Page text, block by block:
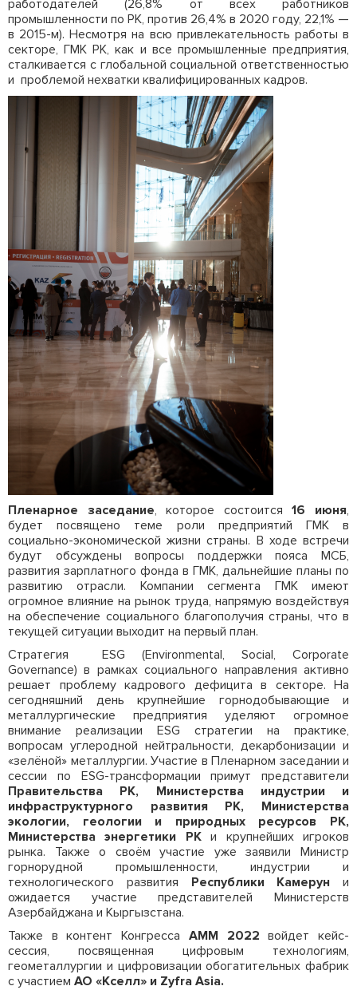
работодателей (26,8% от всех работников
промышленности по РК, против 26,4% в 2020 году, 22,1% —
в 2015-м). Несмотря на всю привлекательность работы в
секторе, ГМК РК, как и все промышленные предприятия,
сталкивается с глобальной социальной ответственностью
и проблемой нехватки квалифицированных кадров.
Пленарное заседание, которое состоится16 июня,
будет посвящено теме роли предприятий ГМК в
социально-экономической жизни страны. В ходе встречи
будут обсуждены вопросы поддержки пояса МСБ,
развития зарплатного фонда в ГМК, дальнейшие планы по
развитию отрасли. Компании сегмента ГМК имеют
огромное влияние на рынок труда, напрямую воздействуя
на обеспечение социального благополучия страны, что в
текущей ситуации выходит на первый план.
Стратегия ESG (Environmental, Social, Corporate
Governance) в рамках социального направления активно
решает проблему кадрового дефицита в секторе. На
сегодняшний день крупнейшие горнодобывающие и
металлургические предприятия уделяют огромное
внимание реализации ESG стратегии на практике,
вопросам углеродной нейтральности, декарбонизации и
«зелёной» металлургии. Участие в Пленарном заседании и
сессии по ESG-трансформации примут представители
Правительства РК, Министерства индустрии и
инфраструктурного развития РК, Министерства
экологии, геологии и природных ресурсов РК,
Министерства энергетики РКи крупнейших игроков
рынка. Также о своём участие уже заявили Министр
горнорудной промышленности, индустрии и
технологического развития Республики Камерун и
ожидается участие представителей Министерств
Азербайджана и Кыргызстана.
Также в контент Конгресса АММ 2022 войдет кейс-
сессия, посвященная цифровым технологиям,
геометаллургии и цифровизации обогатительных фабрик
c участием АО «Кселл» и Zyfra Asia.